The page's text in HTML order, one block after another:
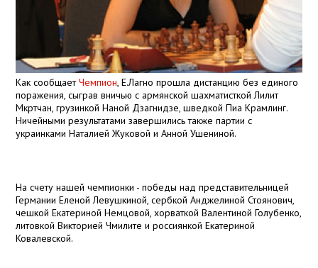
Как сообщаетЧемпион, Е.Лагно прошла дистанцию без единого
поражения, сыграв вничью с армянской шахматисткой Лилит
Мкртчан, грузинкой Наной Дзагнидзе, шведкой Пиа Крамлинг.
Ничейными результатами завершились также партии с
украинками Наталией Жуковой и Анной Ушениной.
На счету нашей чемпионки - победы над представительницей
Германии Еленой Левушкиной, сербкой Анджелиной Стоянович,
чешкой Екатериной Немцовой, хорваткой Валентиной Голубенко,
литовкой Викторией Чмилите и россиянкой Екатериной
Ковалевской.